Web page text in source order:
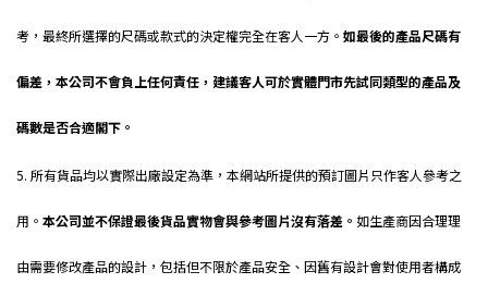
考，最終所選擇的尺碼或款式的決定權完全在客人一方。 如最後的產品尺碼有
偏差，本公司不會負上任何責任，建議客人可於實體門市先試同類型的產品及
碼數是否合適閣下。
5. 所有貨品均以實際出廠設定為準，本網站所提供的預訂圖片只作客人參考之
用。 本公司並不保證最後貨品實物會與參考圖片沒有落差。 如生產商因合理理
由需要修改產品的設計，包括但不限於產品安全、因舊有設計會對使用者構成